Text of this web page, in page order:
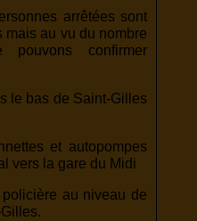
arrêtées sont
mais au vu du nombre
pouvons confirmer
le bas de Saint-Gilles
et autopompes
vers la gare du Midi
au niveau de